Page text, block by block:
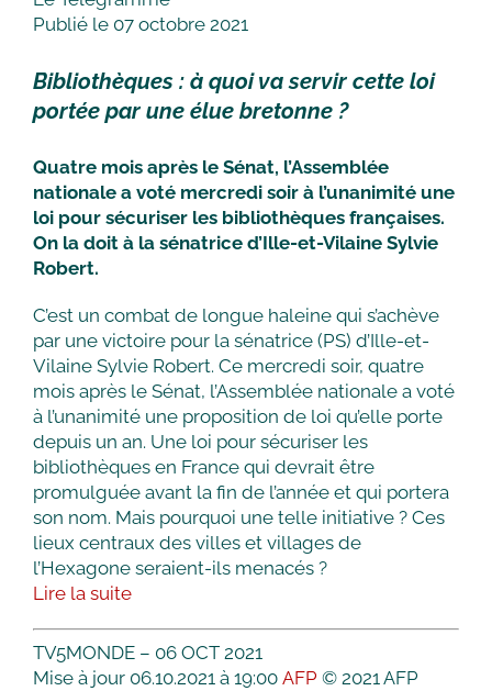
Publié le 07 octobre 2021
Bibliothèques : à quoi va servir cette loi
portée par une élue bretonne ?
Quatre mois après le Sénat, l’Assemblée
nationale a voté mercredi soir à l’unanimité une
loi pour sécuriser les bibliothèques françaises.
On la doit à la sénatrice d’Ille-et-Vilaine Sylvie
Robert.
C’est un combat de longue haleine qui s’achève
par une victoire pour la sénatrice (PS) d’Ille-et-
Vilaine Sylvie Robert. Ce mercredi soir, quatre
mois après le Sénat, l’Assemblée nationale a voté
à l’unanimité une proposition de loi qu’elle porte
depuis un an. Une loi pour sécuriser les
bibliothèques en France qui devrait être
promulguée avant la fin de l’année et qui portera
son nom. Mais pourquoi une telle initiative ? Ces
lieux centraux des villes et villages de
l’Hexagone seraient-ils menacés ?
Lire la suite
TV5MONDE – 06 OCT 2021
Mise à jour 06.10.2021 à 19:00 AFP © 2021 AFP